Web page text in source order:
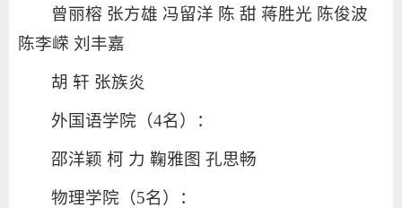
曾丽榕 张方雄 冯留洋 陈 甜 蒋胜光 陈俊波
陈李嵘 刘丰嘉
胡 轩 张族炎
外国语学院（4名）：
邵洋颖 柯 力 鞠雅图 孔思畅
物理学院（5名）：